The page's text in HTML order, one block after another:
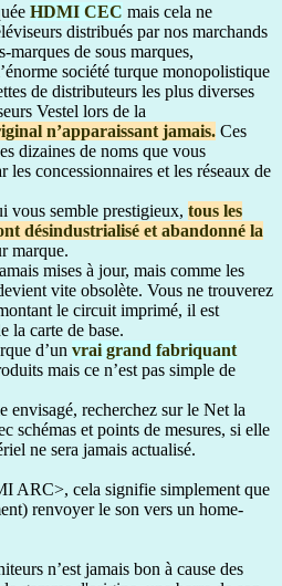
HDMI CEC mais cela ne
distribués par nos marchands
marques de sous marques,
société turque monopolistique
de distributeurs les plus diverses
Vestel lors de la
n’apparaissant jamais. Ces
dizaines de noms que vous
les concessionnaires et les réseaux de
vous semble prestigieux, tous les
désindustrialisé et abandonné la
marque.
mises à jour, mais comme les
vite obsolète. Vous ne trouverez
le circuit imprimé, il est
la carte de base.
d’un vrai grand fabriquant
mais ce n’est pas simple de
envisagé, recherchez sur le Net la
schémas et points de mesures, si elle
ne sera jamais actualisé.
ARC>, cela signifie simplement que
renvoyer le son vers un home-
n’est jamais bon à cause des